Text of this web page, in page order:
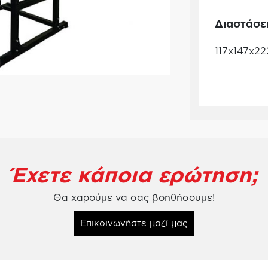
Έχετε κάποια ερώτηση;
Θα χαρούμε να σας βοηθήσουμε!
Επικοινωνήστε μαζί μας